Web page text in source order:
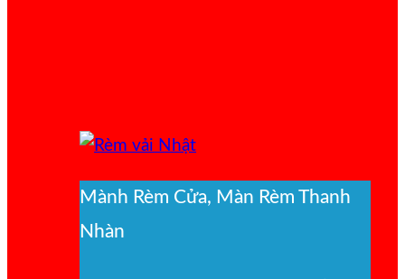
Mành Rèm Cửa, Màn Rèm Thanh
Nhàn